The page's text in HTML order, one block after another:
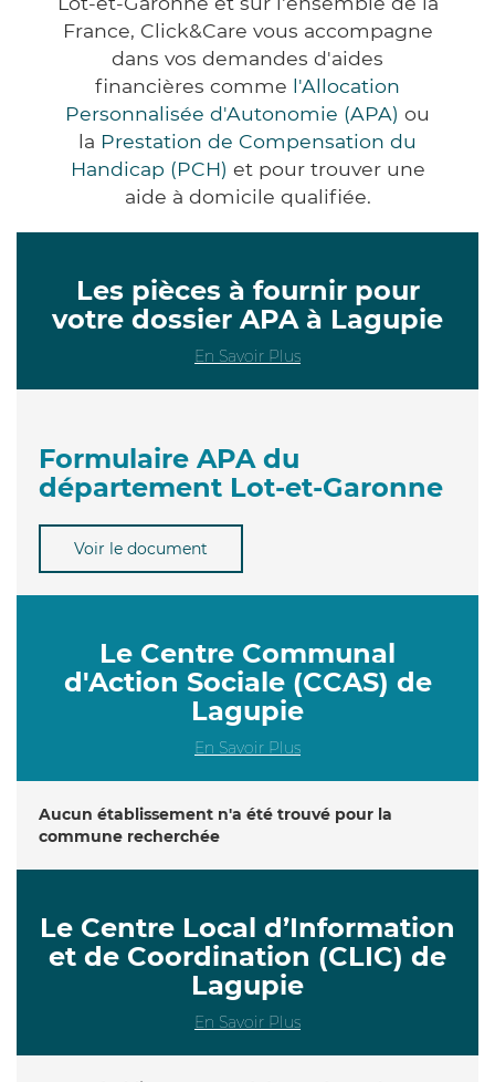
France, Click&Care vous accompagne
dans vos demandes d'aides
financières comme l'Allocation
Personnalisée d'Autonomie (APA) ou
la Prestation de Compensation du
Handicap (PCH) et pour trouver une
aide à domicile qualifiée.
Les pièces à fournir pour
votre dossier APA à Lagupie
En Savoir Plus
Formulaire APA du
département Lot-et-Garonne
Voir le document
Le Centre Communal
d'Action Sociale (CCAS) de
Lagupie
En Savoir Plus
Aucun établissement n'a été trouvé pour la
commune recherchée
Le Centre Local d’Information
et de Coordination (CLIC) de
Lagupie
En Savoir Plus